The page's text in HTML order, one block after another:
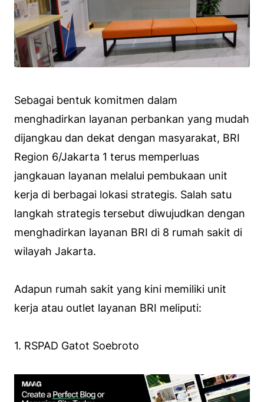
Sebagai bentuk komitmen dalam
menghadirkan layanan perbankan yang mudah
dijangkau dan dekat dengan masyarakat, BRI
Region 6/Jakarta 1 terus memperluas
jangkauan layanan melalui pembukaan unit
kerja di berbagai lokasi strategis. Salah satu
langkah strategis tersebut diwujudkan dengan
menghadirkan layanan BRI di 8 rumah sakit di
wilayah Jakarta.
Adapun rumah sakit yang kini memiliki unit
kerja atau outlet layanan BRI meliputi:
1. RSPAD Gatot Soebroto